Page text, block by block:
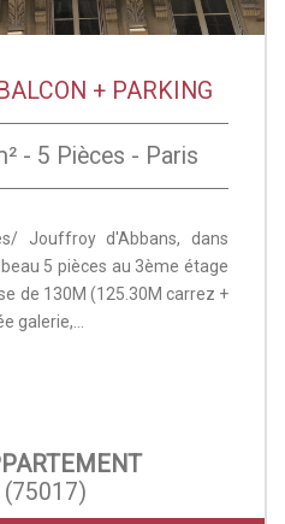
+ PARKING
- 5 Pièces - Paris
Jouffroy d'Abbans, dans
5 pièces au 3ème étage
de 130M (125.30M carrez +
galerie,...
(75017)